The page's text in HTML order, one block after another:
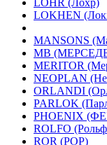
LOHR (Лохр)
LOKHEN
MANSONS
MB
MERITOR
NEOPLAN
ORLANDI
PARLOK
PHOENIX
ROLFO
ROR (РОР)